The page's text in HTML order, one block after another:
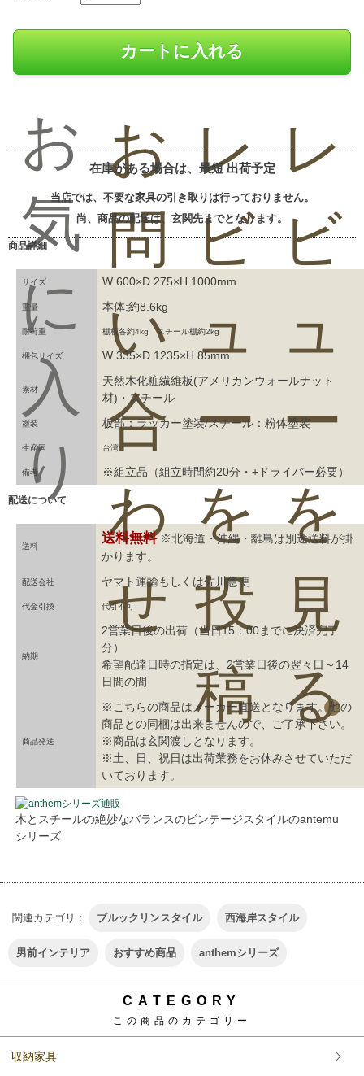
お
気
に
入
り
お
問
い
合
わ
せ
レ
ビ
ュ
ー
を
投
稿
レ
ビ
ュ
ー
を
見
る
0
在庫がある場合は、最短出荷予定
当店では、不要な家具の引き取りは行っておりません。
尚、商品の配送は、玄関先までとなります。
商品詳細
サイズ W 600×D 275×H 1000mm
重量 本体:約8.6kg
耐荷重 棚板各約4kg スチール棚約2kg
梱包サイズ W 335×D 1235×H 85mm
素材
天然木化粧繊維板(アメリカンウォールナット
材)・スチール
塗装 板部：ラッカー塗装/スチール：粉体塗装
生産国 台湾
備考 ※組立品（組立時間約20分・+ドライバー必要）
配送について
送料
送料無料※北海道・沖縄・離島は別途送料が掛
かります。
配送会社 ヤマト運輸もしくは佐川急便
代金引換 代引不可
納期
2営業日後の出荷（当日15：00までに決済完了
分）
希望配達日時の指定は、2営業日後の翌々日～14
日間の間
商品発送
※こちらの商品はメーカー直送となります。他の
商品との同梱は出来ませんので、ご了承下さい。
※商品は玄関渡しとなります。
※土、日、祝日は出荷業務をお休みさせていただ
いております。
木とスチールの絶妙なバランスのビンテージスタイルのantemu
シリーズ
関連カテゴリ： ブルックリンスタイル 西海岸スタイル
男前インテリア おすすめ商品 anthemシリーズ
CATEGORY
この商品のカテゴリー
収納家具